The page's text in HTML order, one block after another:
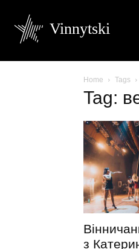
Vinnytski
Home Tags
Tag:
з